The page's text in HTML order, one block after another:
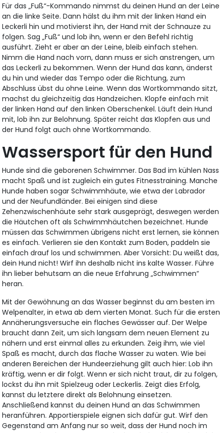
Für das „Fuß“-Kommando nimmst du deinen Hund an der Leine
an die linke Seite. Dann hälst du ihm mit der linken Hand ein
Leckerli hin und motivierst ihn, der Hand mit der Schnauze zu
folgen. Sag „Fuß“ und lob ihn, wenn er den Befehl richtig
ausführt. Zieht er aber an der Leine, bleib einfach stehen.
Nimm die Hand nach vorn, dann muss er sich anstrengen, um
das Leckerli zu bekommen. Wenn der Hund das kann, änderst
du hin und wieder das Tempo oder die Richtung, zum
Abschluss übst du ohne Leine. Wenn das Wortkommando sitzt,
machst du gleichzeitig das Handzeichen. Klopfe einfach mit
der linken Hand auf den linken Oberschenkel. Läuft dein Hund
mit, lob ihn zur Belohnung. Später reicht das Klopfen aus und
der Hund folgt auch ohne Wortkommando.
Wassersport für den Hund
Hunde sind die geborenen Schwimmer. Das Bad im kühlen Nass
macht Spaß und ist zugleich ein gutes Fitnesstraining. Manche
Hunde haben sogar Schwimmhäute, wie etwa der Labrador
und der Neufundländer. Bei einigen sind diese
Zehenzwischenhäute sehr stark ausgeprägt, deswegen werden
die Häutchen oft als Schwimmhäutchen bezeichnet. Hunde
müssen das Schwimmen übrigens nicht erst lernen, sie können
es einfach. Verlieren sie den Kontakt zum Boden, paddeln sie
einfach drauf los und schwimmen. Aber Vorsicht: Du weißt das,
dein Hund nicht! Wirf ihn deshalb nicht ins kalte Wasser. Führe
ihn lieber behutsam an die neue Erfahrung „Schwimmen“
heran.
Mit der Gewöhnung an das Wasser beginnst du am besten im
Welpenalter, in etwa ab dem vierten Monat. Such für die ersten
Annäherungsversuche ein flaches Gewässer auf. Der Welpe
braucht dann Zeit, um sich langsam dem neuen Element zu
nähern und erst einmal alles zu erkunden. Zeig ihm, wie viel
Spaß es macht, durch das flache Wasser zu waten. Wie bei
anderen Bereichen der Hundeerziehung gilt auch hier: Lob ihn
kräftig, wenn er dir folgt. Wenn er sich nicht traut, dir zu folgen,
lockst du ihn mit Spielzeug oder Leckerlis. Zeigt dies Erfolg,
kannst du letztere direkt als Belohnung einsetzen.
Anschließend kannst du deinen Hund an das Schwimmen
heranführen. Apportierspiele eignen sich dafür gut. Wirf den
Gegenstand am Anfang nur so weit, dass der Hund noch im